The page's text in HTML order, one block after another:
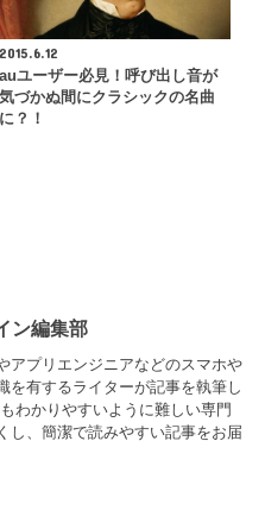
2015.6.12
auユーザー必見！呼び出し音が
気づかぬ間にクラシックの名曲
に？！
ン編集部
アプリエンジニアなどのスマホや
を有するライターが記事を執筆し
わかりやすいように難しい専門
し、簡潔で読みやすい記事をお届